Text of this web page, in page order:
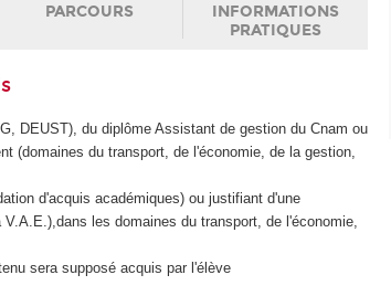
PARCOURS
INFORMATIONS
PRATIQUES
DEUST), du diplôme Assistant de gestion du Cnam ou
(domaines du transport, de l'économie, de la gestion,
d'acquis académiques) ou justifiant d'une
les domaines du transport, de l'économie,
sera supposé acquis par l'élève